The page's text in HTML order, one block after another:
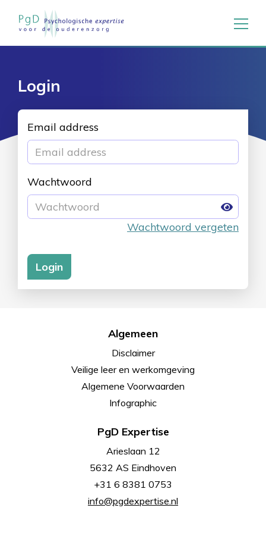
Login
Email address
Wachtwoord
Wachtwoord vergeten
Algemeen
Disclaimer
Veilige leer en werkomgeving
Algemene Voorwaarden
Infographic
PgD Expertise
Arieslaan 12
5632 AS Eindhoven
+31 6 8381 0753
info@pgdexpertise.nl